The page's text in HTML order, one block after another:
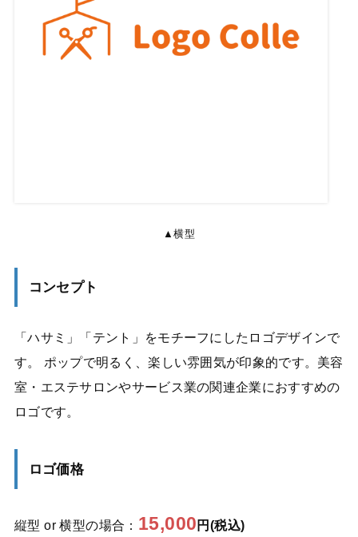
▲横型
コンセプト
「ハサミ」「テント」をモチーフにしたロゴデザインで
す。 ポップで明るく、楽しい雰囲気が印象的です。美容
室・エステサロンやサービス業の関連企業におすすめの
ロゴです。
ロゴ価格
縦型 or 横型の場合： 15,000 円(税込)